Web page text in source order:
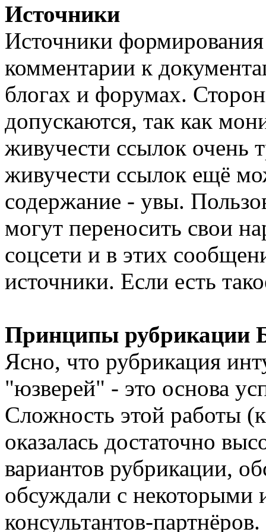
Источники
Источники
комментарии к
блогах и форумах.
допускаются, так как
живучести ссылок очень
живучести ссылок ещё
содержание - увы.
могут переносить свои
соцсети и в этих
источники. Если есть
Принципы рубрикации
Ясно, что рубрикация
"юзверей" - это основа
Сложность этой работы
оказалась достаточно
вариантов рубрикации,
обсуждали с некоторыми
консультантов-